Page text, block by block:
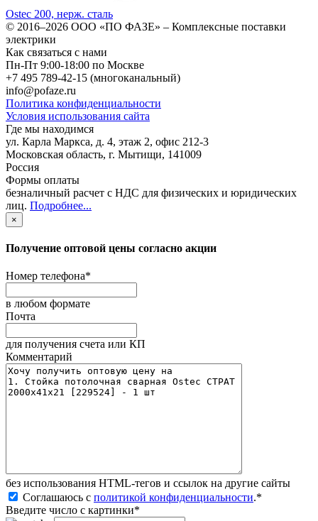
Ostec 200, нерж. сталь
© 2016–2026 ООО «ПО ФАЗЕ» – Комплексные поставки
электрики
Как связаться с нами
Пн-Пт 9:00-18:00 по Москве
+7 495 789-42-15 (многоканальный)
info@pofaze.ru
Политика конфиденциальности
Условия использования сайта
Где мы находимся
ул. Карла Маркса, д. 4, этаж 2, офис 212-3
Московская область, г. Мытищи, 141009
Россия
Формы оплаты
безналичный расчет с НДС для физических и юридических
лиц. Подробнее...
×
Получение оптовой цены согласно акции
Номер телефона*
в любом формате
Почта
для получения счета или КП
Комментарий
без иcпользования HTML-тегов и ссылок на другие сайты
Соглашаюсь с политикой конфиденциальности.*
Введите число с картинки*